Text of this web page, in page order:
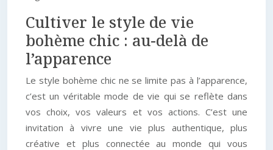
Cultiver le style de vie
bohème chic : au-delà de
l’apparence
Le style bohème chic ne se limite pas à l’apparence,
c’est un véritable mode de vie qui se reflète dans
vos choix, vos valeurs et vos actions. C’est une
invitation à vivre une vie plus authentique, plus
créative et plus connectée au monde qui vous